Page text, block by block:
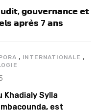
𝗴𝗼𝘂𝘃𝗲𝗿𝗻𝗮𝗻𝗰𝗲 𝗲𝘁
𝗮𝗽𝗿𝗲̀𝘀 7 𝗮𝗻𝘀
, INTERNATIONALE ,
Khadialy Sylla
est